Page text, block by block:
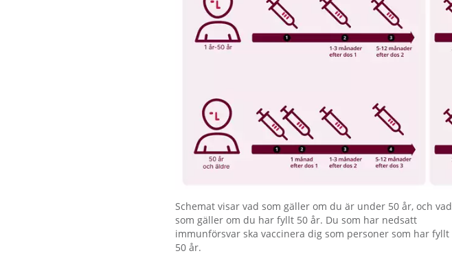
Förstora bilden
Schemat visar vad som gäller om du är under 50 år, och vad
som gäller om du har fyllt 50 år. Du som har nedsatt
immunförsvar ska vaccinera dig som personer som har fyllt
50 år.